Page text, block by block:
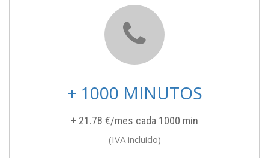
+ 1000 MINUTOS
+ 21.78 €/mes cada 1000 min
(IVA incluido)